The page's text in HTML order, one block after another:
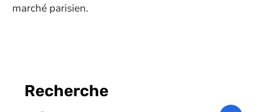
marché parisien.
Recherche